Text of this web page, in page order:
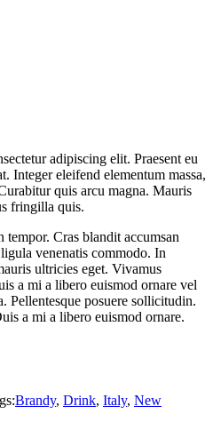
adipiscing elit. Praesent eu
Integer eleifend elementum massa,
quis arcu magna. Mauris
fringilla quis.
tempor. Cras blandit accumsan
venenatis commodo. In
ultricies eget. Vivamus
a mi a libero euismod ornare vel
Pellentesque posuere sollicitudin.
a mi a libero euismod ornare.
Brandy, Drink, Italy, New